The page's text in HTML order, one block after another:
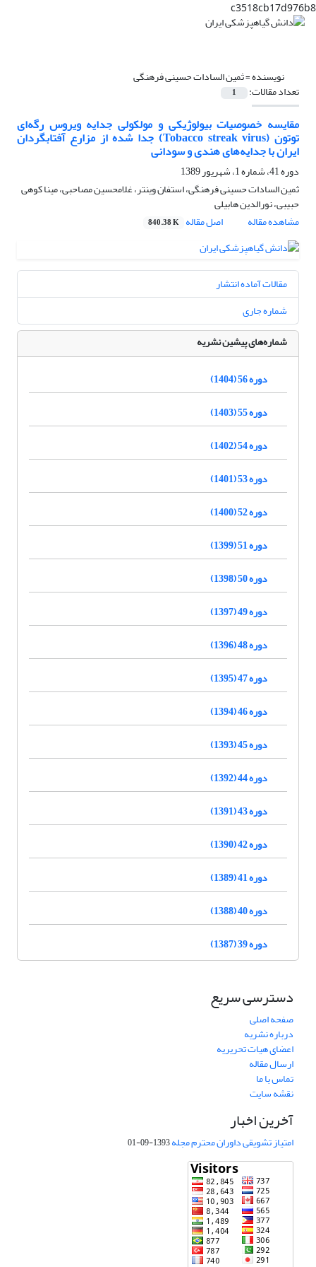
c3518cb17d976b8
نویسنده =ثمین السادات حسینی فرهنگی
تعداد مقالات: 1
مقایسه خصوصیات بیولوژیکی و مولکولی جدایه ویروس رگه‌ای
توتون (Tobacco streak virus) جدا شده از مزارع آفتابگردان
ایران با جدایه‌های هندی و سودانی
دوره 41، شماره 1، شهریور 1389
ثمین السادات حسینی فرهنگی، استفان وینتر، غلامحسین مصاحبی، مینا کوهی
حبیبی، نورالدین هابیلی
مشاهده مقاله
اصل مقاله 840.38 K
مقالات آماده انتشار
شماره جاری
شماره‌های پیشین نشریه
دوره 56 (1404)
دوره 55 (1403)
دوره 54 (1402)
دوره 53 (1401)
دوره 52 (1400)
دوره 51 (1399)
دوره 50 (1398)
دوره 49 (1397)
دوره 48 (1396)
دوره 47 (1395)
دوره 46 (1394)
دوره 45 (1393)
دوره 44 (1392)
دوره 43 (1391)
دوره 42 (1390)
دوره 41 (1389)
دوره 40 (1388)
دوره 39 (1387)
دسترسی سریع
صفحه اصلی
درباره نشریه
اعضای هیات تحریریه
ارسال مقاله
تماس با ما
نقشه سایت
آخرین اخبار
امتیاز تشویقی داوران محترم مجله1393-09-01